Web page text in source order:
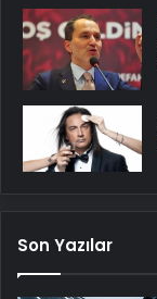
Son Yazılar